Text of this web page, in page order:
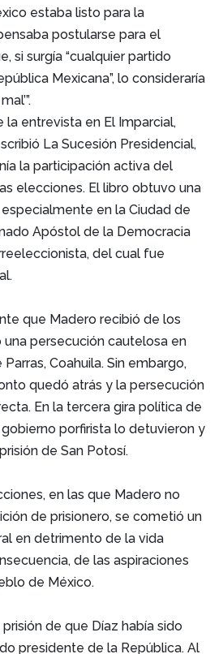
estaba listo para la
postularse para el
si surgía “cualquier partido
Mexicana”, lo consideraría
la entrevista en El Imparcial,
La Sucesión Presidencial,
la participación activa del
elecciones. El libro obtuvo una
en la Ciudad de
Apóstol de la Democracia
del cual fue
que Madero recibió de los
una persecución cautelosa en
Coahuila. Sin embargo,
quedó atrás y la persecución
En la tercera gira política de
porfirista lo detuvieron y
de San Potosí.
en las que Madero no
de prisionero, se cometió un
en detrimento de la vida
de las aspiraciones
de México.
de que Díaz había sido
presidente de la República. Al